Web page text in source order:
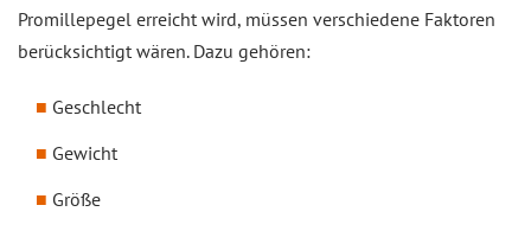
Promillepegel erreicht wird, müssen verschiedene Faktoren
berücksichtigt wären. Dazu gehören:
Geschlecht
Gewicht
Größe